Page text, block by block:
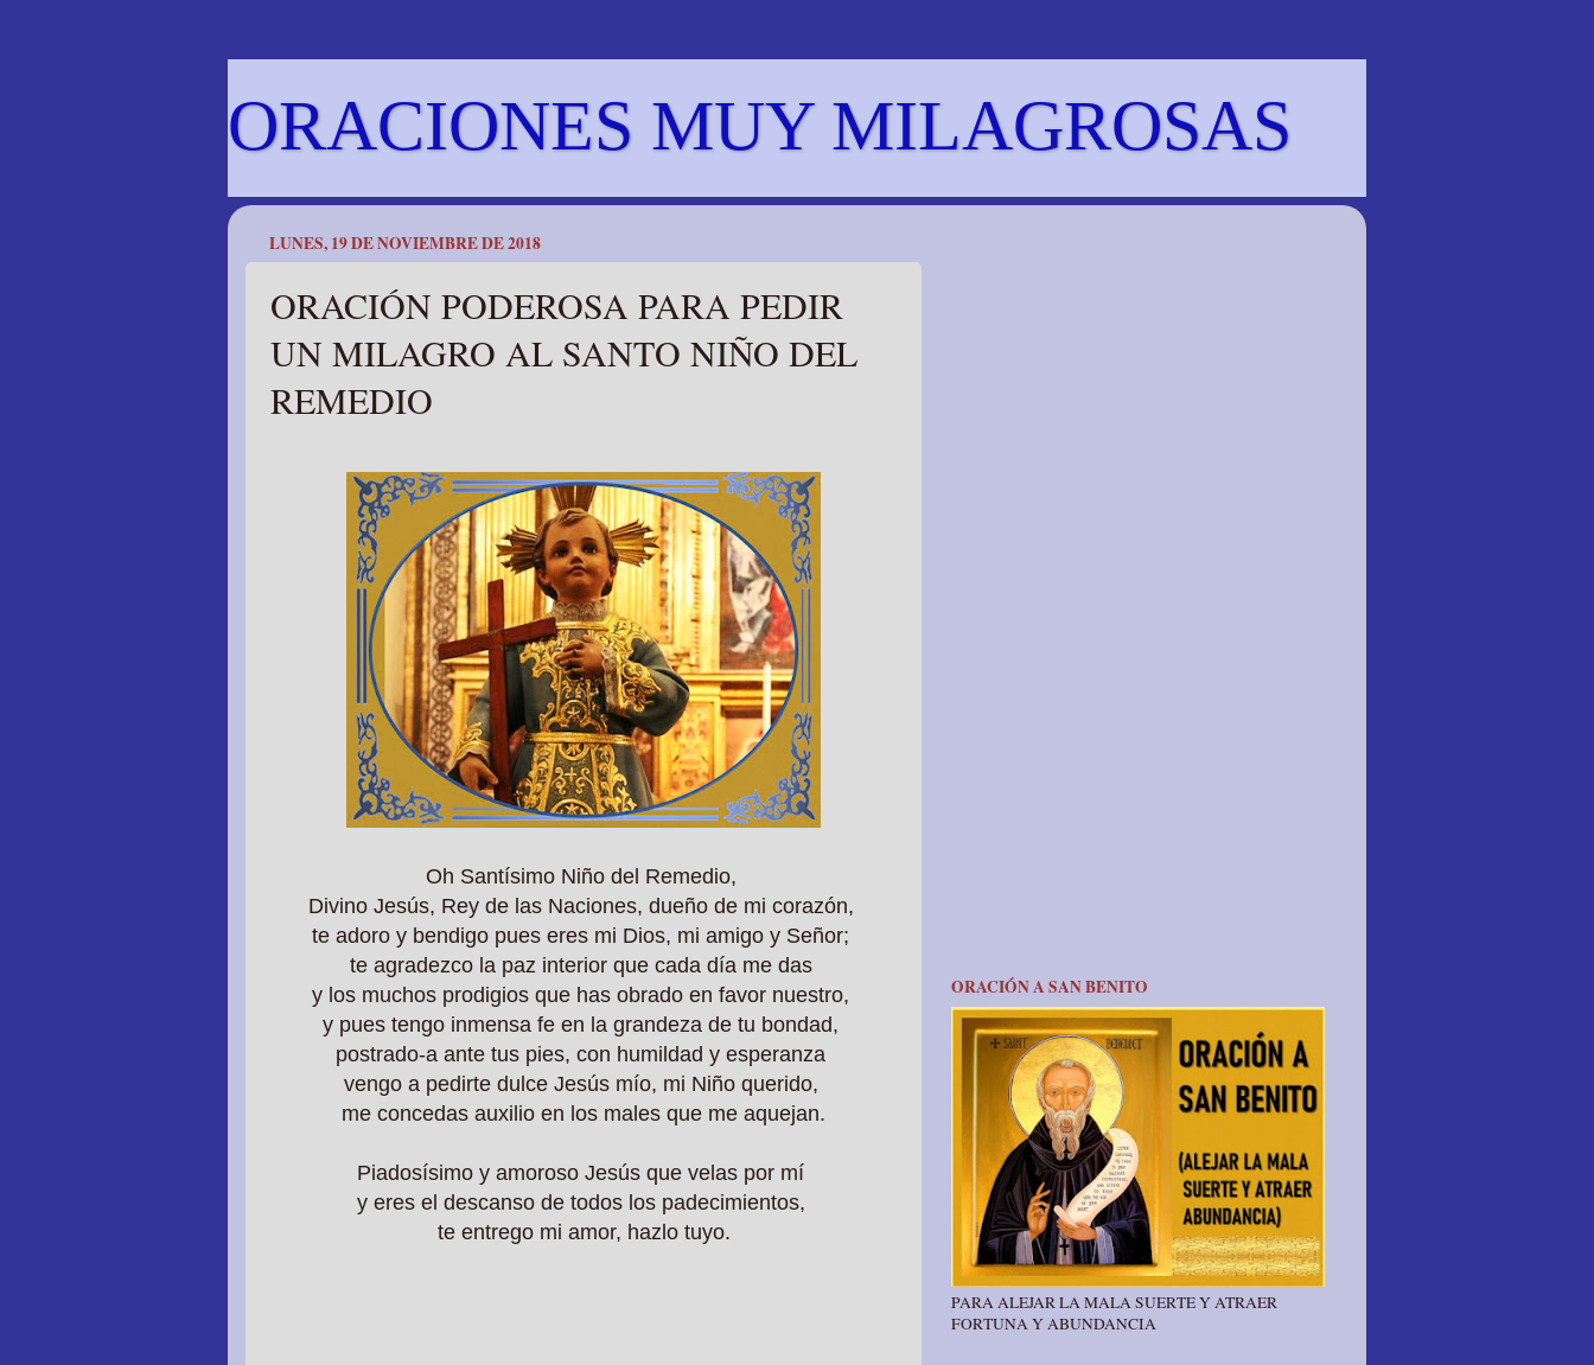
ORACIONES MUY MILAGROSAS
LUNES, 19 DE NOVIEMBRE DE 2018
ORACIÓN PODEROSA PARA PEDIR
UN MILAGRO AL SANTO NIÑO DEL
REMEDIO
Oh Santísimo Niño del Remedio,
Divino Jesús, Rey de las Naciones, dueño de mi corazón,
te adoro y bendigo pues eres mi Dios, mi amigo y Señor;
te agradezco la paz interior que cada día me das
y los muchos prodigios que has obrado en favor nuestro,
y pues tengo inmensa fe en la grandeza de tu bondad,
postrado-a ante tus pies, con humildad y esperanza
vengo a pedirte dulce Jesús mío, mi Niño querido,
me concedas auxilio en los males que me aquejan.
Piadosísimo y amoroso Jesús que velas por mí
y eres el descanso de todos los padecimientos,
te entrego mi amor, hazlo tuyo.
ORACIÓN A SAN BENITO
PARA ALEJAR LA MALA SUERTE Y ATRAER
FORTUNA Y ABUNDANCIA